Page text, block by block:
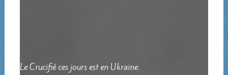
Le Crucifié ces jours est en Ukraine.